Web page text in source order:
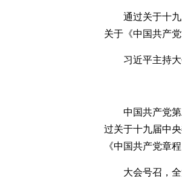
通过关于十
关于《中国共产
习近平主持
中国共产党
过关于十九届中
《中国共产党章
大会号召，